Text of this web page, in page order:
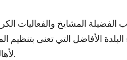
المشايخ والفعاليات
الأفاضل التي تعنى
لأهالي البلدة ضمن أوقات مخصصة لهم عبر المحطات العاملة في هذا المشروع.